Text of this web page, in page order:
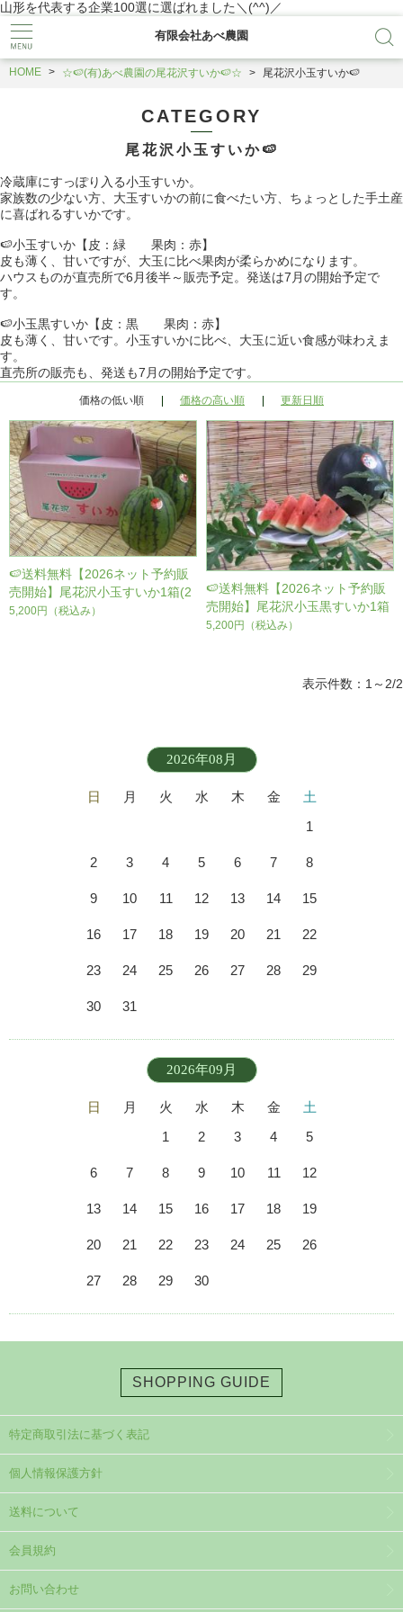
山形を代表する企業100選に選ばれました＼(^^)／
有限会社あべ農園
HOME ☆🍉(有)あべ農園の尾花沢すいか🍉☆ 尾花沢小玉すいか🍉
CATEGORY
尾花沢小玉すいか🍉
冷蔵庫にすっぽり入る小玉すいか。
家族数の少ない方、大玉すいかの前に食べたい方、ちょっとした手土産
に喜ばれるすいかです。
🍉小玉すいか【皮：緑 果肉：赤】
皮も薄く、甘いですが、大玉に比べ果肉が柔らかめになります。
ハウスものが直売所で6月後半～販売予定。発送は7月の開始予定で
す。
🍉小玉黒すいか【皮：黒 果肉：赤】
皮も薄く、甘いです。小玉すいかに比べ、大玉に近い食感が味わえま
す。
直売所の販売も、発送も7月の開始予定です。
価格の低い順 価格の高い順 更新日順
🍉送料無料【2026ネット予約販
売開始】尾花沢小玉すいか1箱(2
個～5個)※コンビニ決済不可 発
5,200円 （税込み）
🍉送料無料【2026ネット予約販
売開始】尾花沢小玉黒すいか1箱
(2個～4個)※コンビニ決済不可
5,200円 （税込み）
表示件数：1～2/2
2026年08月
日 月 火 水 木 金
土
1
2 3 4 5 6 7 8
9 10 11 12 13 14 15
16 17 18 19 20 21 22
23 24 25 26 27 28 29
30 31
2026年09月
日 月 火 水 木 金
土
1
2 3 4 5
6 7 8 9 10 11 12
13 14 15 16 17 18 19
20 21 22 23 24 25 26
27 28 29 30
SHOPPING GUIDE
特定商取引法に基づく表記
個人情報保護方針
送料について
会員規約
お問い合わせ